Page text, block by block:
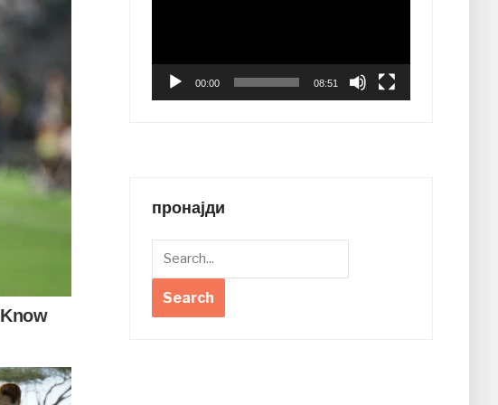
00:00 08:51
пронајди